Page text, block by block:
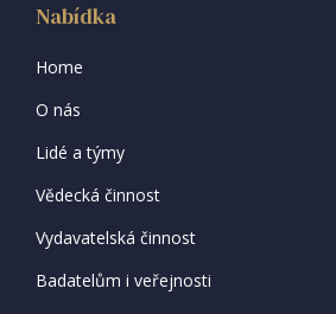
Nabídka
Home
O nás
Lidé a týmy
Vědecká činnost
Vydavatelská činnost
Badatelům i veřejnosti